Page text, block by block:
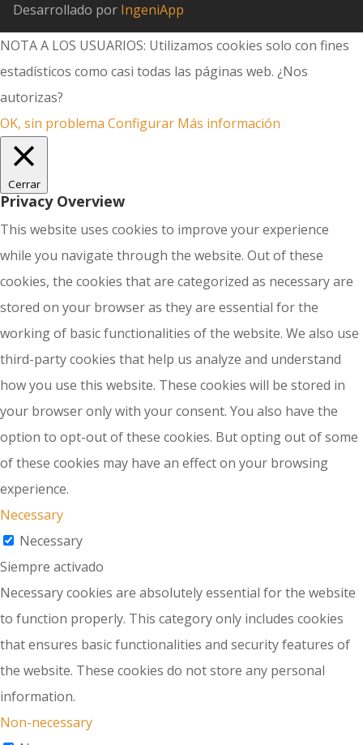
Desarrollado por IngeniApp
NOTA A LOS USUARIOS: Utilizamos cookies solo con fines
estadísticos como casi todas las páginas web. ¿Nos
autorizas?
OK, sin problema Configurar Más información
Cerrar
Privacy Overview
This website uses cookies to improve your experience
while you navigate through the website. Out of these
cookies, the cookies that are categorized as necessary are
stored on your browser as they are essential for the
working of basic functionalities of the website. We also use
third-party cookies that help us analyze and understand
how you use this website. These cookies will be stored in
your browser only with your consent. You also have the
option to opt-out of these cookies. But opting out of some
of these cookies may have an effect on your browsing
experience.
Necessary
Necessary
Siempre activado
Necessary cookies are absolutely essential for the website
to function properly. This category only includes cookies
that ensures basic functionalities and security features of
the website. These cookies do not store any personal
information.
Non-necessary